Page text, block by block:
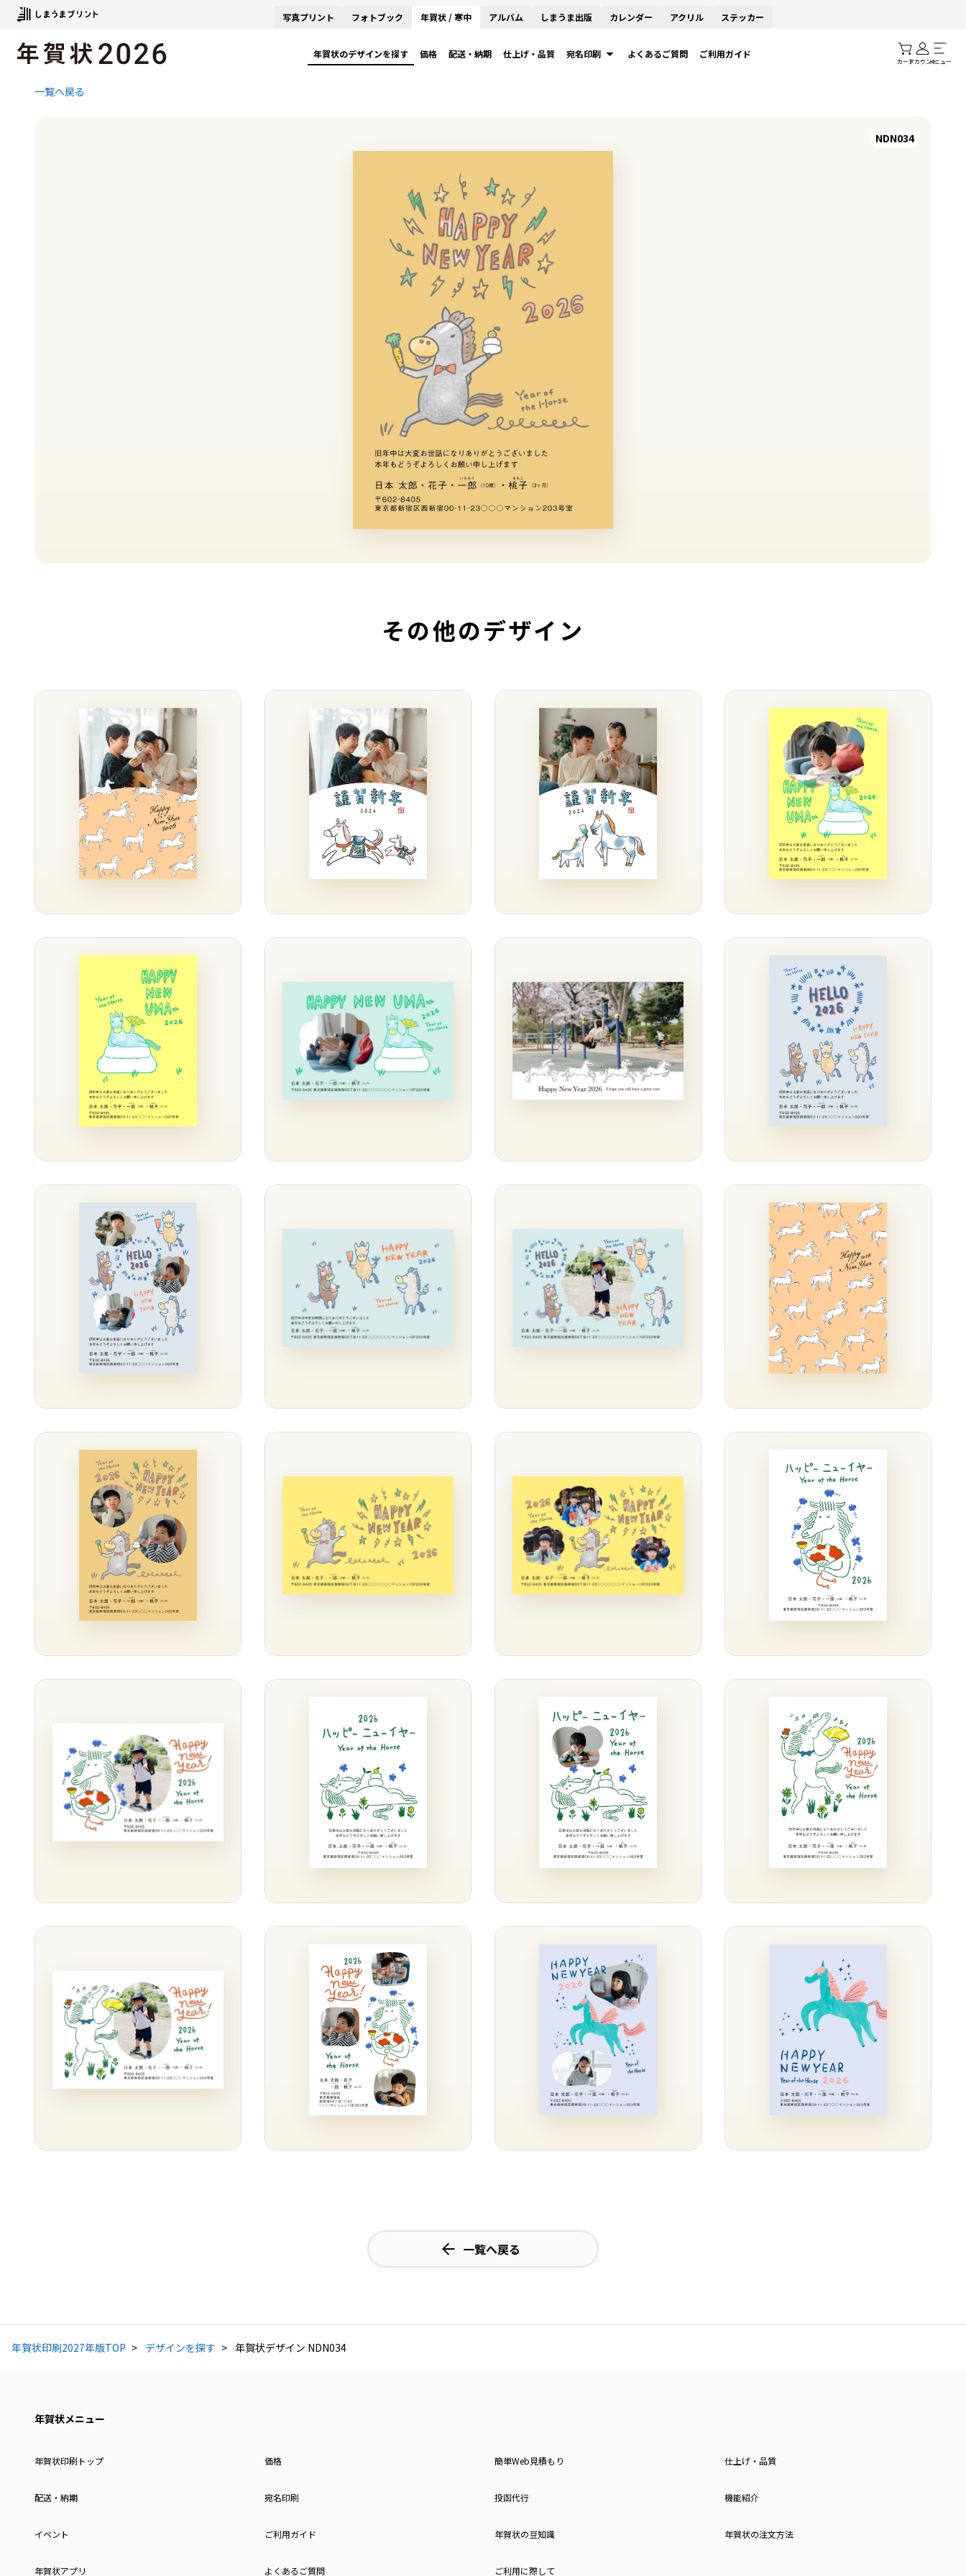
写真プリント フォトブック 年賀状 / 寒中 アルバム しまうま出版 カレンダー アクリル ステッカー
年賀状のデザインを探す 価格 配送・納期 仕上げ・品質 宛名印刷 よくあるご質問 ご利用ガイド
カートアカウントメニュー
一覧へ戻る
NDN034
その他のデザイン
一覧へ戻る
年賀状印刷2027年版TOP デザインを探す 年賀状デザイン NDN034
年賀状メニュー
年賀状印刷トップ 価格 簡単Web見積もり 仕上げ・品質
配送・納期 宛名印刷 投函代行 機能紹介
イベント ご利用ガイド 年賀状の豆知識 年賀状の注文方法
年賀状アプリ よくあるご質問 ご利用に際して